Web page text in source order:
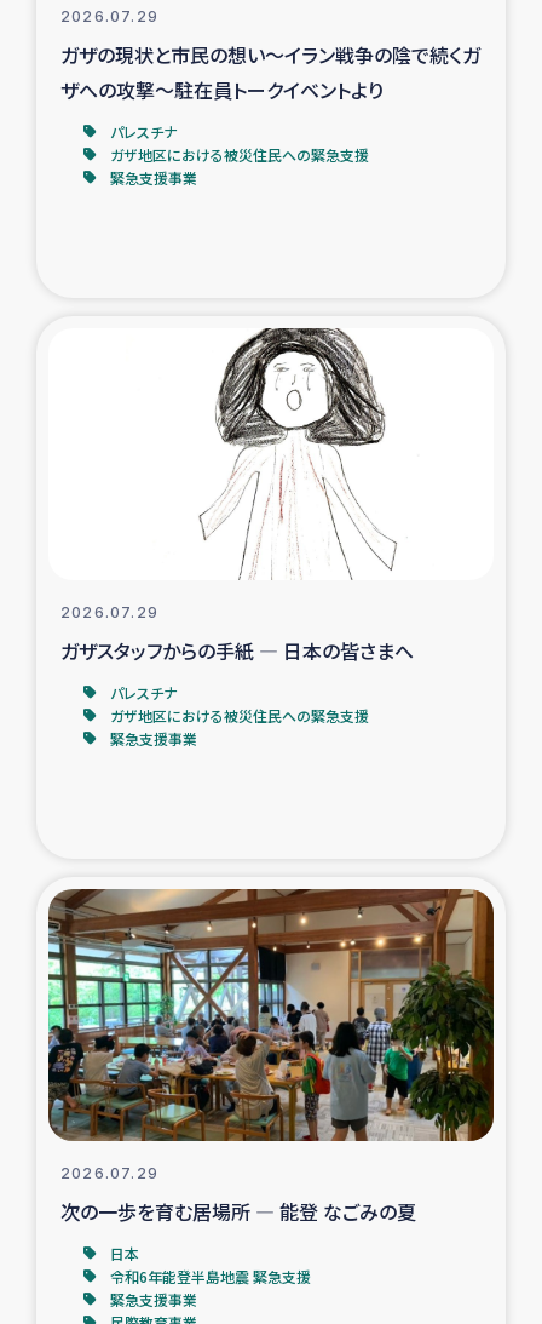
レバノンでのシリア難民・レバノン人への農業支援
海外ルーツの市民との共生
神原ゼミxパルシック
仮設住宅生活支援・農業復興支援
漁業復興支援
インターン・ボランティア日誌
経済自立支援事業
ガザ空爆被災者への食料支援と農家生産支援
ガザ地区における羊の畜産支援
ガザ地区酪農を通した女性グループの生計支援
ふりかけ普及と食生活改善による栄養改善事業
フェアトレード事業
緊急支援事業
女性の生計向上を通じた子どもの栄養改善事業
2026.07.29
ガザの現状と市民の想い～イラン戦争の陰で続くガ
ザへの攻撃～駐在員トークイベントより
パレスチナ
ガザ地区における被災住民への緊急支援
緊急支援事業
2026.07.29
ガザスタッフからの手紙 ― 日本の皆さまへ
パレスチナ
ガザ地区における被災住民への緊急支援
緊急支援事業
2026.07.29
次の一歩を育む居場所 ― 能登 なごみの夏
日本
令和6年能登半島地震 緊急支援
緊急支援事業